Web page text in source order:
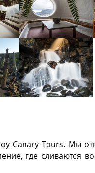
Canаry Tours. Мы
где сливаются